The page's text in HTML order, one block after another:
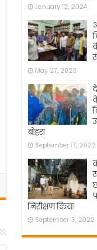
January 12, 2024
May 27, 2023
बोहरा
September 17, 2022
निरीक्षण किया
September 3, 2022